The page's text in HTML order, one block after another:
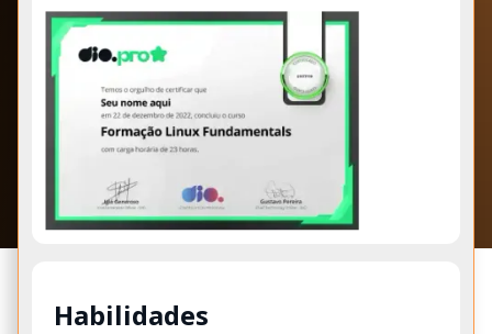
Habilidades